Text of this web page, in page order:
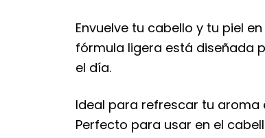
Envuelve tu cabello y tu piel
fórmula ligera está diseñada
el día.
Ideal para refrescar tu aroma
Perfecto para usar en el